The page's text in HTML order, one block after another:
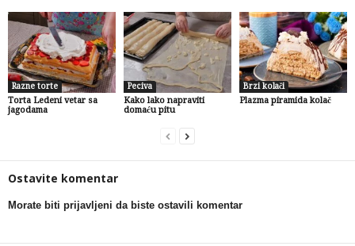
Razne torte
Torta Ledeni vetar sa
jagodama
Peciva
Kako lako napraviti
domaću pitu
Brzi kolači
Plazma piramida kolač
Ostavite komentar
Morate biti prijavljeni da biste ostavili komentar